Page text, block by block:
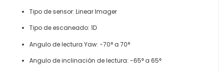
Tipo de sensor: Linear Imager
Tipo de escaneado: 1D
Angulo de lectura Yaw: -70° a 70°
Angulo de inclinación de lectura: -65° a 65°